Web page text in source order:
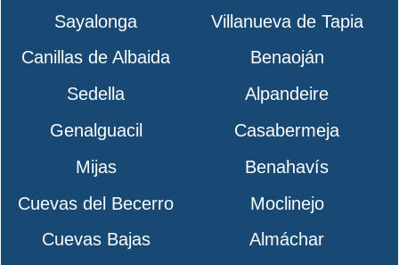
Sayalonga
Villanueva de Tapia
Canillas de Albaida
Benaoján
Sedella
Alpandeire
Genalguacil
Casabermeja
Mijas
Benahavís
Cuevas del Becerro
Moclinejo
Cuevas Bajas
Almáchar